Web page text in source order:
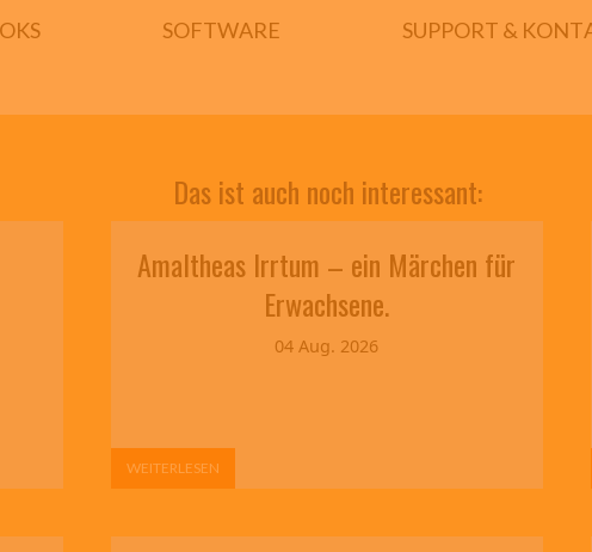
SOFTWARE SUPPORT &
Das ist auch noch interessant:
Amaltheas Irrtum – ein Märchen für
Erwachsene.
04 Aug. 2026
WEITERLESEN